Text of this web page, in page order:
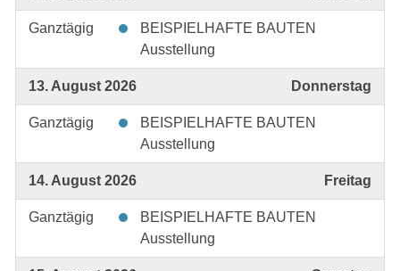
Ganztägig
BEISPIELHAFTE BAUTEN
Ausstellung
13. August 2026 Donnerstag
Ganztägig
BEISPIELHAFTE BAUTEN
Ausstellung
14. August 2026 Freitag
Ganztägig
BEISPIELHAFTE BAUTEN
Ausstellung